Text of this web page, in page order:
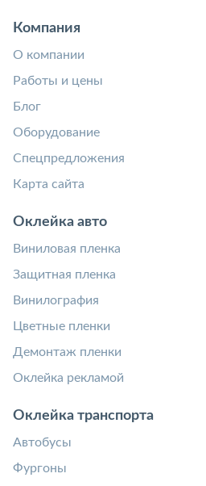
Компания
О компании
Работы и цены
Блог
Оборудование
Спецпредложения
Карта сайта
Оклейка авто
Виниловая пленка
Защитная пленка
Винилография
Цветные пленки
Демонтаж пленки
Оклейка рекламой
Оклейка транспорта
Автобусы
Фургоны